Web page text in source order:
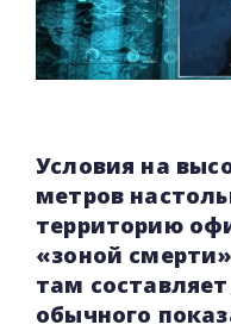
Условия на
метров
территорию
«зоной
там
обычного